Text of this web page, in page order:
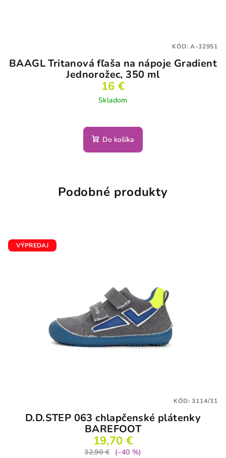
BAAGL Tritanová fľaša na nápoje Gradient
Jednorožec, 350 ml
16 €
Skladom
Do košíka
KÓD:A-32951
Podobné produkty
VÝPREDAJ
D.D.STEP 063 chlapčenské plátenky
BAREFOOT
19,70 €
32,90 €
(–40 %)
KÓD:3114/31